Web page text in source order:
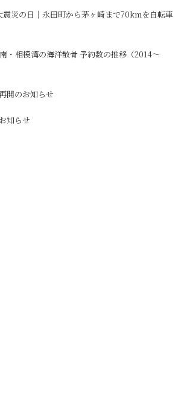
震災の日｜永田町から茅ヶ崎まで70kmを自転車
・相模湾の海洋散骨 予約数の推移（2014〜
開のお知らせ
知らせ